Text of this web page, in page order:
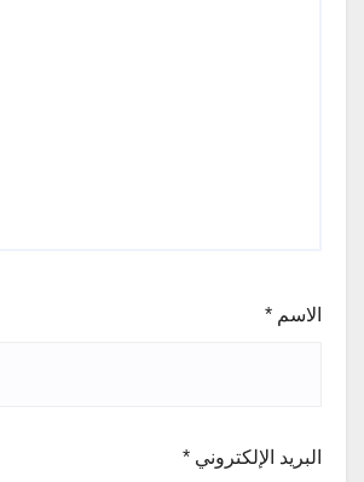
الاسم *
البريد الإلكتروني *